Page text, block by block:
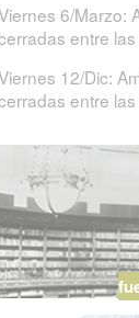
6/Marzo:
entre
12/Dic:
entre